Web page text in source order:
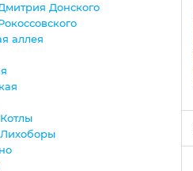
Донского
аллея